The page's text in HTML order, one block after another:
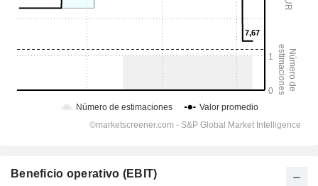
Beneficio operativo (EBIT)